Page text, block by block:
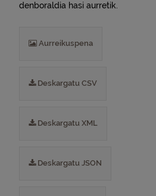
denboraldia hasi aurretik.
Aurreikuspena
Deskargatu CSV
Deskargatu XML
Deskargatu JSON